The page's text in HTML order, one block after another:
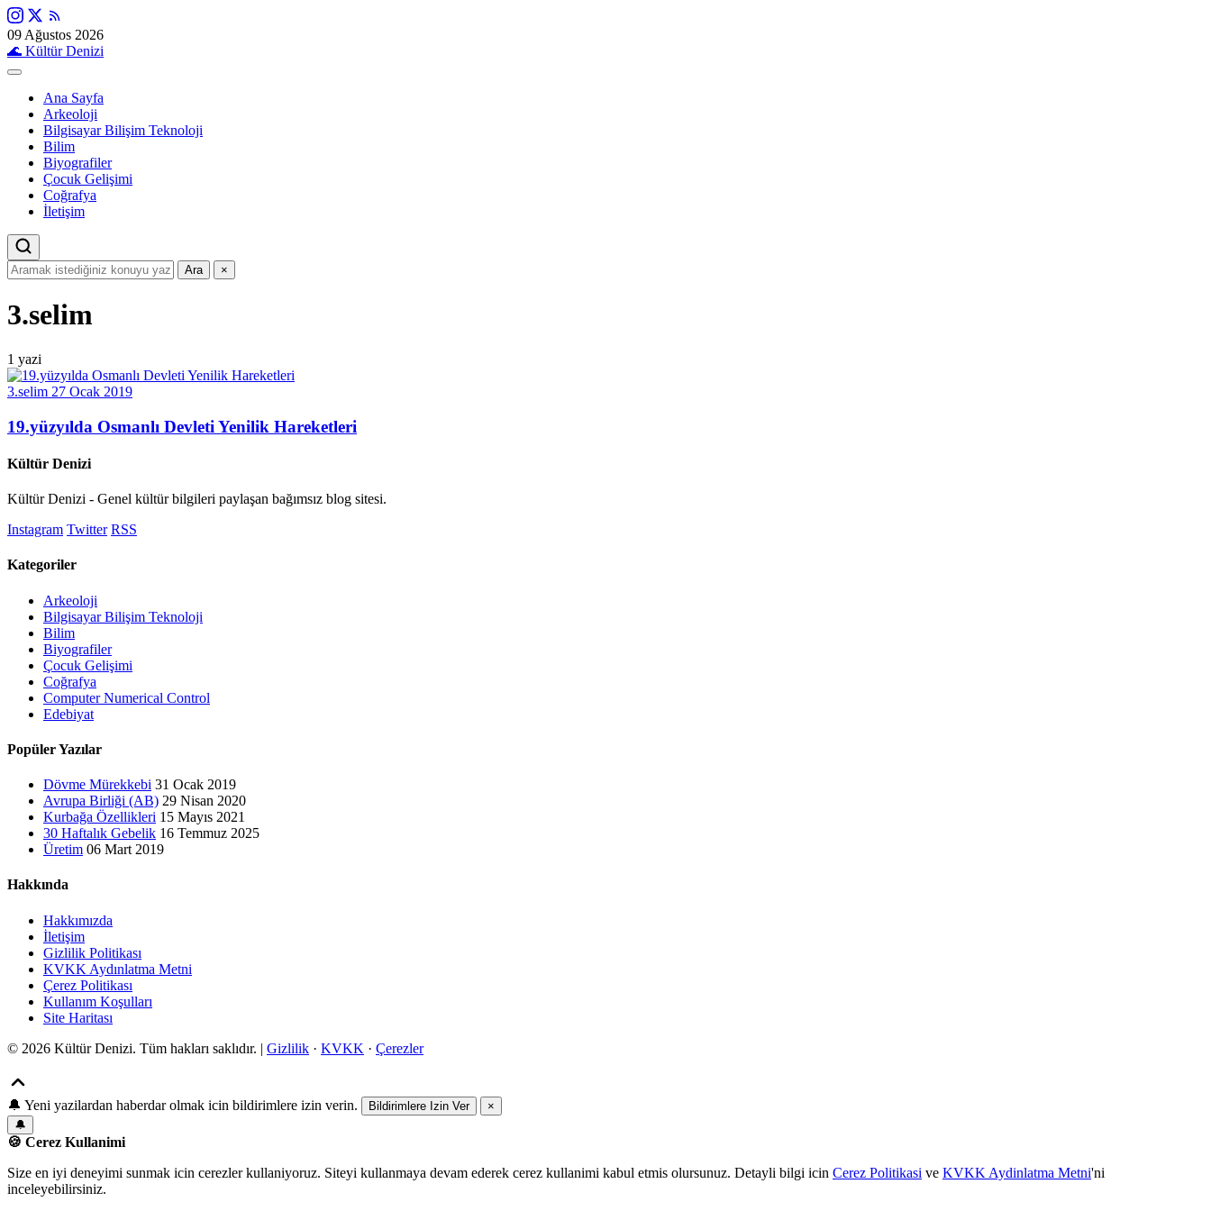
09 Ağustos 2026
🌊 Kültür Denizi
Ana Sayfa
Arkeoloji
Bilgisayar Bilişim Teknoloji
Bilim
Biyografiler
Çocuk Gelişimi
Coğrafya
İletişim
Ara ×
3.selim
1 yazi
3.selim 27 Ocak 2019
19.yüzyılda Osmanlı Devleti Yenilik Hareketleri
Kültür Denizi
Kültür Denizi - Genel kültür bilgileri paylaşan bağımsız blog sitesi.
Instagram Twitter RSS
Kategoriler
Arkeoloji
Bilgisayar Bilişim Teknoloji
Bilim
Biyografiler
Çocuk Gelişimi
Coğrafya
Computer Numerical Control
Edebiyat
Popüler Yazılar
Dövme Mürekkebi 31 Ocak 2019
Avrupa Birliği (AB) 29 Nisan 2020
Kurbağa Özellikleri 15 Mayıs 2021
30 Haftalık Gebelik 16 Temmuz 2025
Üretim 06 Mart 2019
Hakkında
Hakkımızda
İletişim
Gizlilik Politikası
KVKK Aydınlatma Metni
Çerez Politikası
Kullanım Koşulları
Site Haritası
© 2026 Kültür Denizi. Tüm hakları saklıdır. | Gizlilik · KVKK · Çerezler
🔔 Yeni yazilardan haberdar olmak icin bildirimlere izin verin. Bildirimlere Izin Ver
×
🔔
🍪 Cerez Kullanimi
Size en iyi deneyimi sunmak icin cerezler kullaniyoruz. Siteyi kullanmaya devam ederek cerez kullanimi kabul etmis olursunuz. Detayli bilgi icin Cerez Politikasi ve KVKK Aydinlatma Metni'ni
inceleyebilirsiniz.